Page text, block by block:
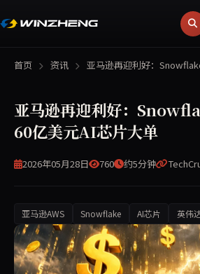
首页 资讯 亚马逊再迎利好：
亚马逊再迎利好：
60亿美元AI芯片大单
2026年05月28日 760 约5分钟
亚马逊AWS Snowflake AI芯片 英伟